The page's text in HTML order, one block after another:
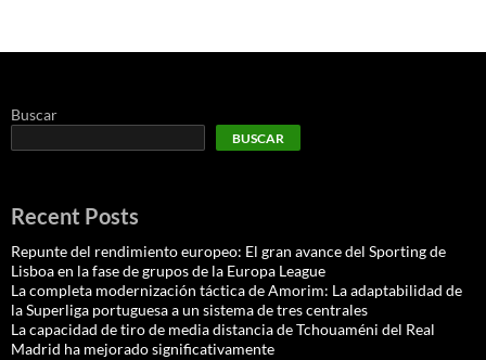
Buscar
BUSCAR
Recent Posts
Repunte del rendimiento europeo: El gran avance del Sporting de
Lisboa en la fase de grupos de la Europa League
La completa modernización táctica de Amorim: La adaptabilidad de
la Superliga portuguesa a un sistema de tres centrales
La capacidad de tiro de media distancia de Tchouaméni del Real
Madrid ha mejorado significativamente